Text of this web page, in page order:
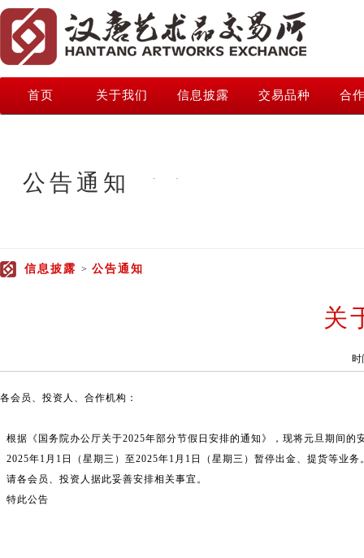
首页 关于我们 信息披露 交易品种 合
公告通知
信息披露 > 公告通知
关
时
各会员、投资人、合作机构：
根据《国务院办公厅关于2025年部分节假日安排的通知》，现将元旦期间的
2025年1月1日（星期三）至2025年1月1日（星期三）暂停出金、提货等业务
请各会员、投资人据此妥善安排相关事宜。
特此公告